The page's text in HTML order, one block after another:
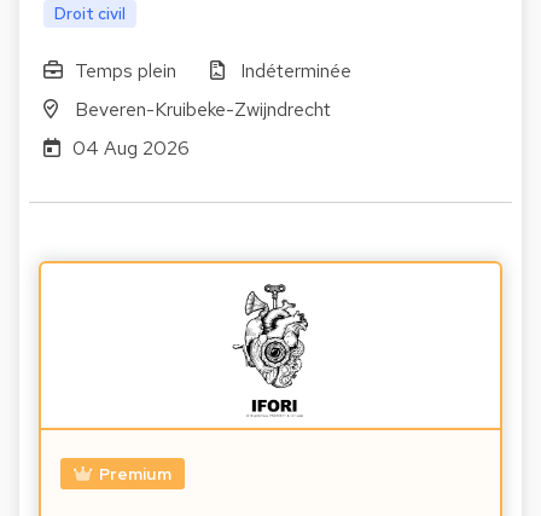
Droit civil
Temps plein
Indéterminée
Beveren-Kruibeke-Zwijndrecht
04 Aug 2026
Premium